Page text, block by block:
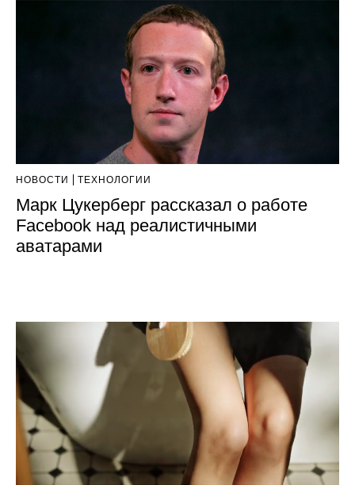
НОВОСТИ ТЕХНОЛОГИИ
Марк Цукерберг рассказал о работе
Facebook над реалистичными
аватарами